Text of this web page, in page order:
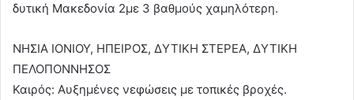
δυτική Μακεδονία 2με 3 βαθμούς χαμηλότερη.
ΝΗΣΙΑ ΙΟΝΙΟΥ, ΗΠΕΙΡΟΣ, ΔΥΤΙΚΗ ΣΤΕΡΕΑ, ΔΥΤΙΚΗ
ΠΕΛΟΠΟΝΝΗΣΟΣ
Καιρός: Αυξημένες νεφώσεις με τοπικές βροχές.